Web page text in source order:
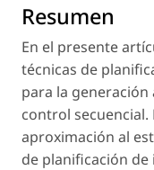
Resumen
En el presente
técnicas de
para la
control secuencial.
aproximación al
de planificación